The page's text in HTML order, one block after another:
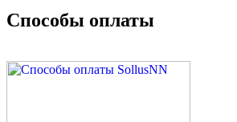
Способы оплаты